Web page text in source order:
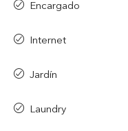
Encargado
Internet
Jardín
Laundry